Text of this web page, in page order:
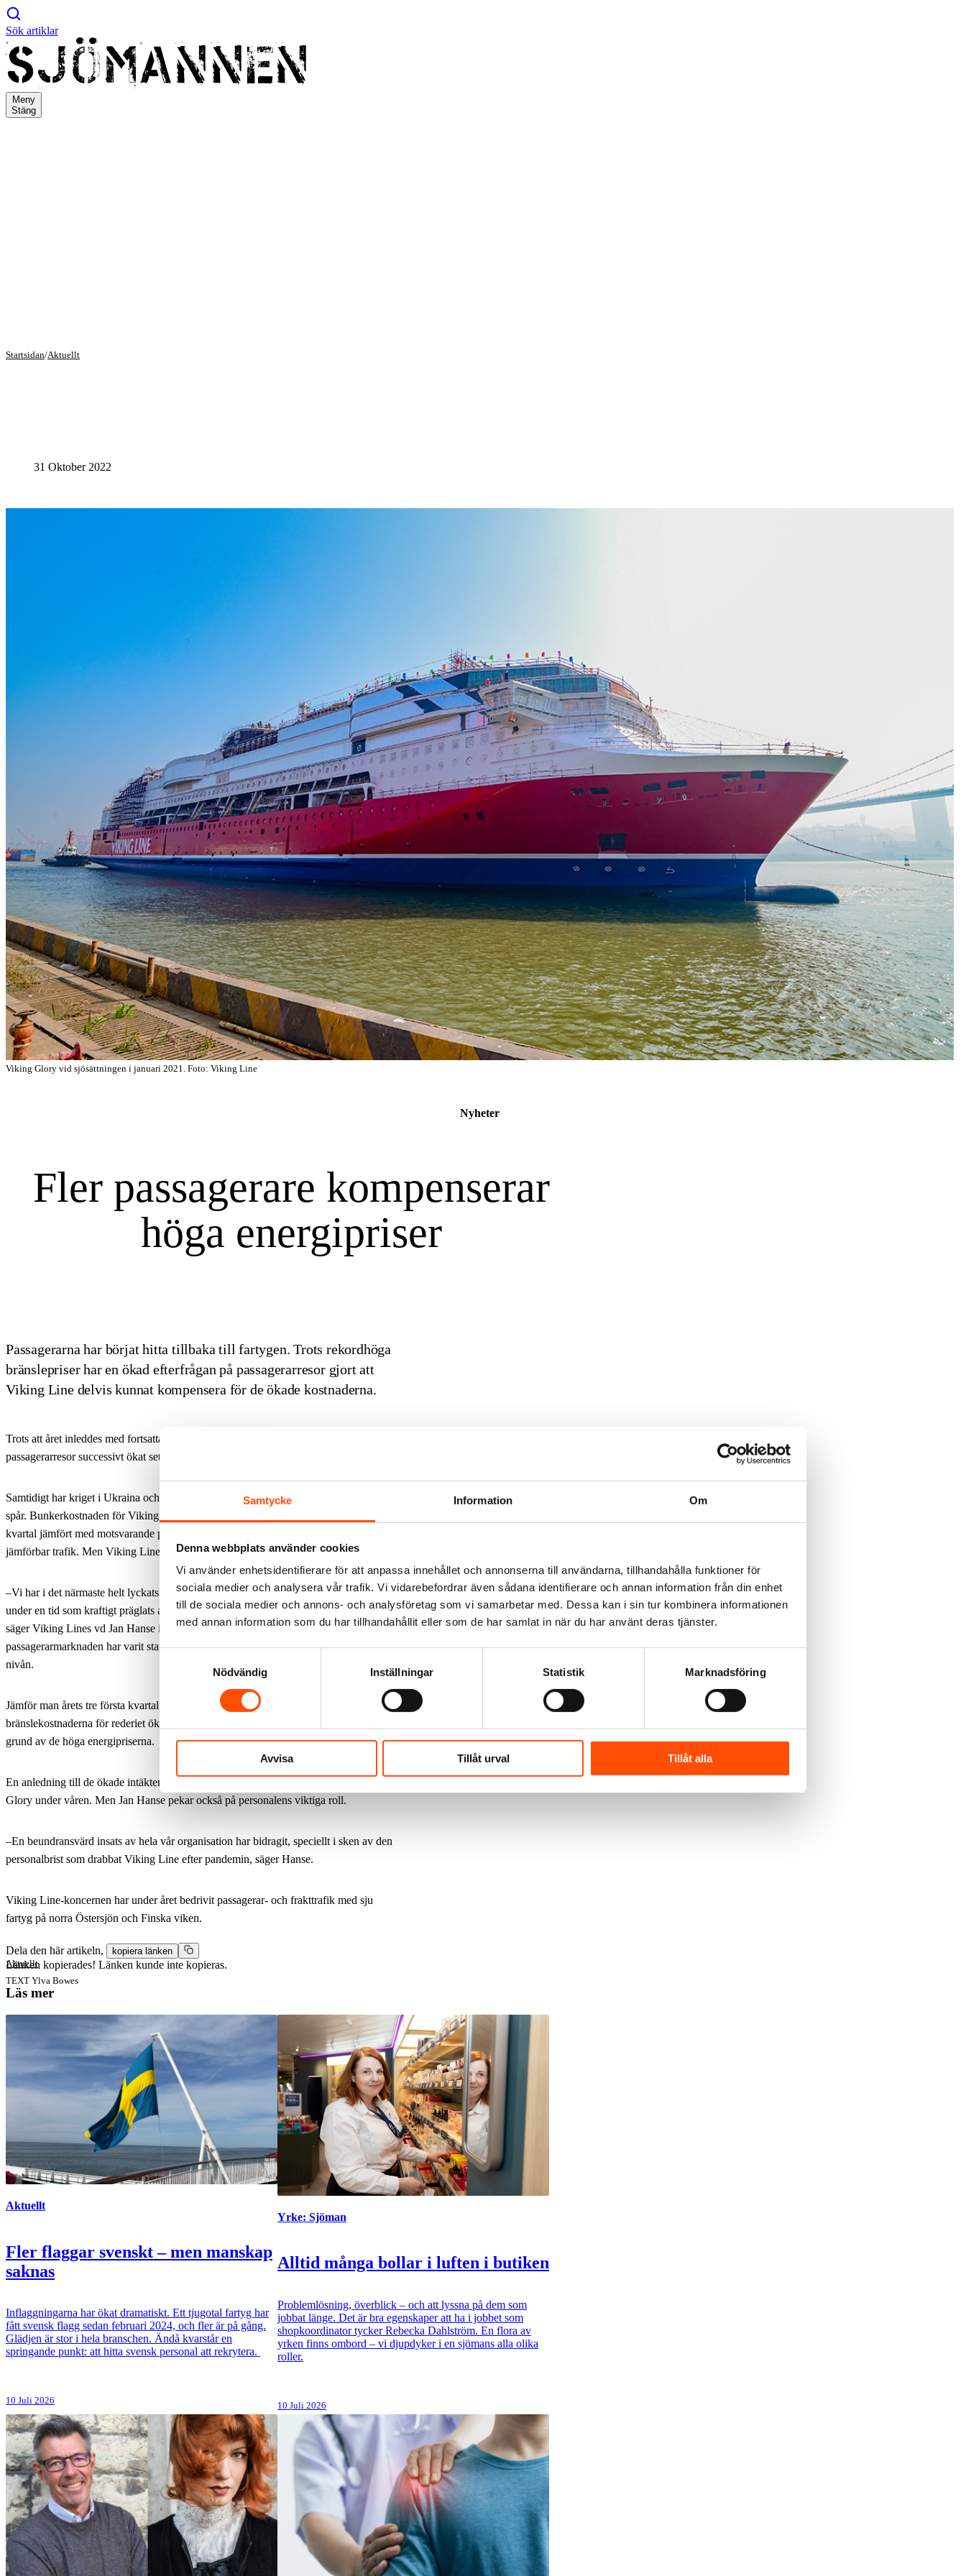
Samtycke Information Om
Denna webbplats använder cookies
Vi använder enhetsidentifierare för att anpassa innehållet och annonserna till användarna, tillhandahålla funktioner för
sociala medier och analysera vår trafik. Vi vidarebefordrar även sådana identifierare och annan information från din enhet
till de sociala medier och annons- och analysföretag som vi samarbetar med. Dessa kan i sin tur kombinera informationen
med annan information som du har tillhandahållit eller som de har samlat in när du har använt deras tjänster.
Nödvändig
Inställningar Statistik Marknadsföring
Avvisa Tillåt urval Tillåt alla
Sök artiklar
Meny
Stäng
Startsidan/Aktuellt
Viking Glory vid sjösättningen i januari 2021. Foto: Viking Line
Nyheter
Fler passagerare kompenserar
höga energipriser
31 Oktober 2022
Passagerarna har börjat hitta tillbaka till fartygen. Trots rekordhöga
bränslepriser har en ökad efterfrågan på passagerarresor gjort att
Viking Line delvis kunnat kompensera för de ökade kostnaderna.
Trots att året inleddes med fortsatta pandemirestriktioner har efterfrågan på
passagerarresor successivt ökat sett över året fram till sista september.
Samtidigt har kriget i Ukraina och den efterföljande prisökningen på energi satt sina
spår. Bunkerkostnaden för Viking Line steg med drygt 66 procent för årets tredje
kvartal jämfört med motsvarande period 2019, alltså före pandemin då man drev en
jämförbar trafik. Men Viking Line har hittat en balans.
–Vi har i det närmaste helt lyckats kompensera effekten av de högre bunkerkostnaderna
under en tid som kraftigt präglats av kriget i Ukraina och dess inverkan på energipriser,
säger Viking Lines vd Jan Hanse i ett pressmeddelande. Efterfrågan på
passagerarmarknaden har varit stark och passagerarvolymerna har nått den planerade
nivån.
Jämför man årets tre första kvartal med motsvarande period 2021 har
bränslekostnaderna för rederiet ökat med drygt 161 procent, eller 44,8 miljoner euro, på
grund av de höga energipriserna.
En anledning till de ökade intäkterna på passagerarsidan är insättningen av Viking
Glory under våren. Men Jan Hanse pekar också på personalens viktiga roll.
–En beundransvärd insats av hela vår organisation har bidragit, speciellt i sken av den
personalbrist som drabbat Viking Line efter pandemin, säger Hanse.
Viking Line-koncernen har under året bedrivit passagerar- och frakttrafik med sju
fartyg på norra Östersjön och Finska viken.
Aktuellt
TEXT Ylva Bowes
Dela den här artikeln, kopiera länken
Länken kopierades! Länken kunde inte kopieras.
Läs mer
Aktuellt
Fler flaggar svenskt – men manskap
saknas
Inflaggningarna har ökat dramatiskt. Ett tjugotal fartyg har
fått svensk flagg sedan februari 2024, och fler är på gång.
Glädjen är stor i hela branschen. Ändå kvarstår en
springande punkt: att hitta svensk personal att rekrytera.
10 Juli 2026
Yrke: Sjöman
Alltid många bollar i luften i butiken
Problemlösning, överblick – och att lyssna på dem som
jobbat länge. Det är bra egenskaper att ha i jobbet som
shopkoordinator tycker Rebecka Dahlström. En flora av
yrken finns ombord – vi djupdyker i en sjömans alla olika
roller.
10 Juli 2026